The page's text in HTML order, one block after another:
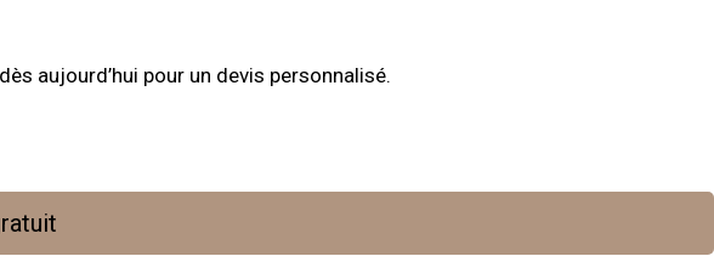
aujourd’hui pour un devis personnalisé.